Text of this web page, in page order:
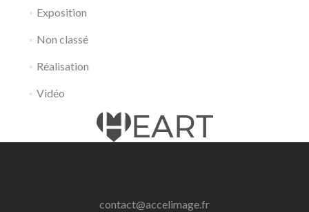
Exposition
Non classé
Réalisation
Vidéo
contact@accelimage.fr